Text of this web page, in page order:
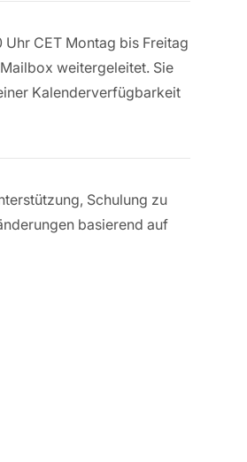
CET Montag bis Freitag
weitergeleitet. Sie
Kalenderverfügbarkeit
Schulung zu
basierend auf